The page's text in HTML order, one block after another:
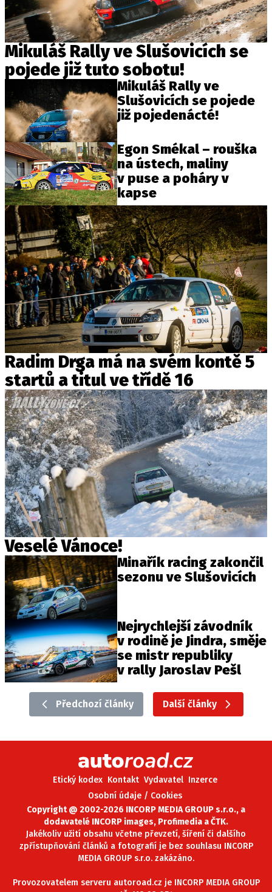
Mikuláš Rally ve Slušovicích se
pojede již tuto sobotu!
Mikuláš Rally ve
Slušovicích se pojede
již pojedenácté!
Egon Smékal – rouška
na ústech, maliny
v puse a poháry v
kapse
Radim Drga má na svém kontě 5
startů a titul ve třídě 16
Veselé Vánoce!
Minařík racing zakončil
sezonu ve Slušovicích
Nejrychlejší závodník
v rodině je Jindra, směje
se mistr republiky
v rally Jaroslav Pešl
Předchozí články Další články
Etický kodex Kontakt Vydavatel Inzerce
Osobní údaje / Cookies
Copyright @ 2002-2026 INCORP MEDIA GROUP s.r.o., a
dodavatelé INCORP images, Profimedia a ČTK.
Jakékoliv užití obsahu včetne převzetí, šíření či dalšího
zpřístupňování článků a fotografií je bez souhlasu INCORP
MEDIA GROUP s.r.o. zakázáno.
Provozovatelem serveru autoroad.cz je INCORP MEDIA GROUP